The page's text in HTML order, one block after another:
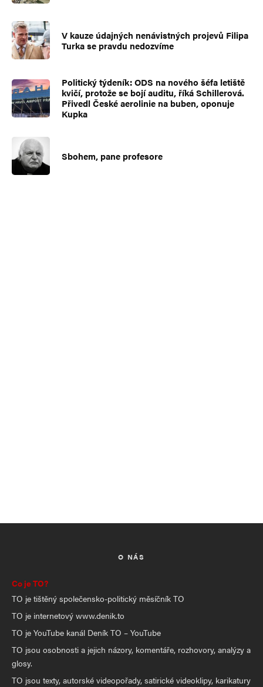
V kauze údajných nenávistných projevů Filipa
Turka se pravdu nedozvíme
Politický týdeník: ODS na nového šéfa letiště
kvičí, protože se bojí auditu, říká Schillerová.
Přivedl České aerolinie na buben, oponuje
Kupka
Sbohem, pane profesore
O NÁS
Co je TO?
TO je tištěný společensko-politický měsíčník TO
TO je internetový www.denik.to
TO je YouTube kanál Deník TO – YouTube
TO jsou osobnosti a jejich názory, komentáře, rozhovory, analýzy a
glosy.
TO jsou texty, autorské videopořady, satirické videoklipy, karikatury